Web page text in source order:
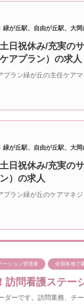
緑が丘駅、自由が丘駅、大岡
土日祝休み/充実の
ケアプラン）の求人
プラン緑が丘の主任ケアマ
緑が丘駅、自由が丘駅、大岡
土日祝休み/充実の
）の求人
プラン緑が丘のケアマネジ
ーション管理者 全国各地で
訪問看護ステー
ダーです。訪問業務、チ